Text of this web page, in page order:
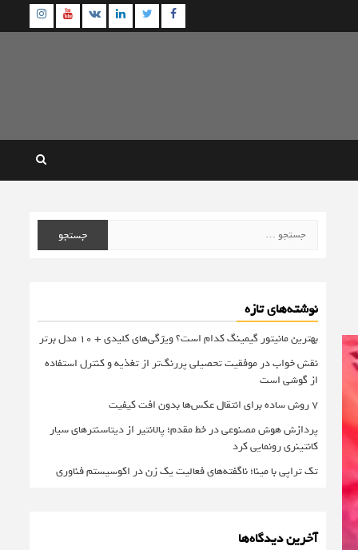
Facebook
Twitter
Linkedin
VK
برای:
نوشته‌های تازه
بهترین مانیتور گیمینگ کدام است؟ ویژگی‌های کلیدی + 10 مدل برتر
نقش خواب در موفقیت تحصیلی پررنگ‌تر از تغذیه و کنترل استفاده
از گوشی است
۷ روش ساده برای انتقال عکس‌ها بدون افت کیفیت
پردازش هوش مصنوعی در خط مقدم؛ پالانتیر از دیتاسنترهای سیار
کانتینری رونمایی کرد
تک تراپی با مینا؛ ناگفته‌های فعالیت یک زن در اکوسیستم فناوری
آخرین دیدگاه‌ها